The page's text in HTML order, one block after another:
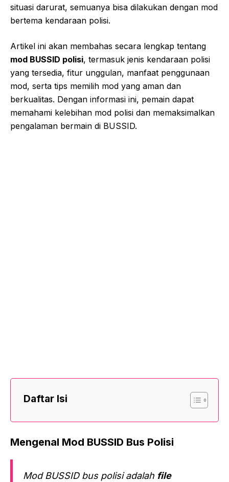
situasi darurat, semuanya bisa dilakukan dengan mod
bertema kendaraan polisi.
Artikel ini akan membahas secara lengkap tentang
mod BUSSID polisi, termasuk jenis kendaraan polisi
yang tersedia, fitur unggulan, manfaat penggunaan
mod, serta tips memilih mod yang aman dan
berkualitas. Dengan informasi ini, pemain dapat
memahami kelebihan mod polisi dan memaksimalkan
pengalaman bermain di BUSSID.
Daftar Isi
Mengenal Mod BUSSID Bus Polisi
Mod BUSSID bus polisi adalah file